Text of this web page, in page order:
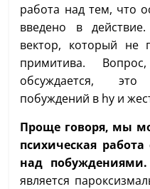
работа над тем, что
введено в
вектор, который не
примитива.
обсуждается,
побуждений в hy и
Проще говоря, мы
психическая
над побуждениями.
является